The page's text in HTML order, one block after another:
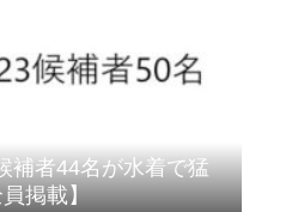
補者44名が水着で猛
掲載】